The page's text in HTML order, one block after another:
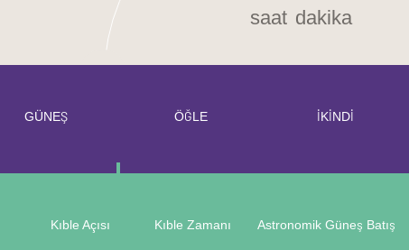
saat dakika
GÜNEŞ ÖĞLE İKİNDİ
Kıble Açısı Kıble Zamanı Astronomik Güneş Batış